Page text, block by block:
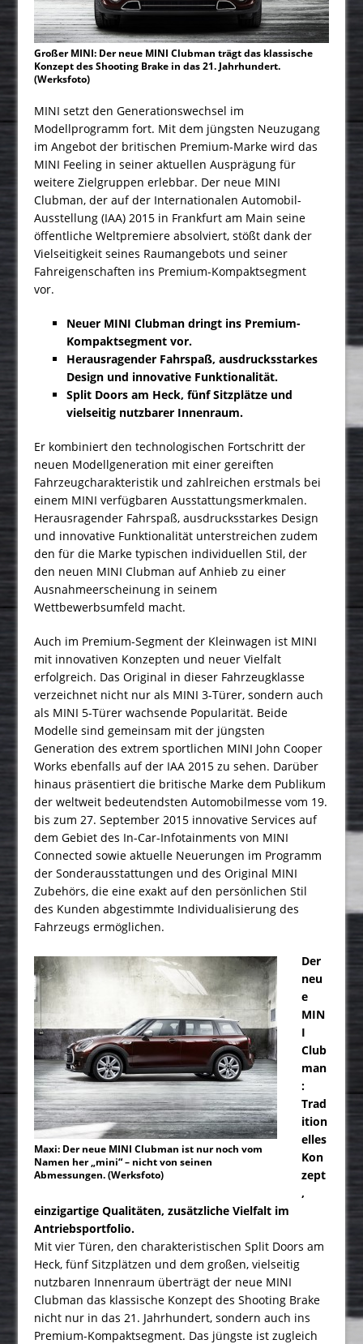
Großer MINI: Der neue MINI Clubman trägt das klassische
Konzept des Shooting Brake in das 21. Jahrhundert.
(Werksfoto)
MINI setzt den Generationswechsel im
Modellprogramm fort. Mit dem jüngsten Neuzugang
im Angebot der britischen Premium-Marke wird das
MINI Feeling in seiner aktuellen Ausprägung für
weitere Zielgruppen erlebbar. Der neue MINI
Clubman, der auf der Internationalen Automobil-
Ausstellung (IAA) 2015 in Frankfurt am Main seine
öffentliche Weltpremiere absolviert, stößt dank der
Vielseitigkeit seines Raumangebots und seiner
Fahreigenschaften ins Premium-Kompaktsegment
vor.
Neuer MINI Clubman dringt ins Premium-
Kompaktsegment vor.
Herausragender Fahrspaß, ausdrucksstarkes
Design und innovative Funktionalität.
Split Doors am Heck, fünf Sitzplätze und
vielseitig nutzbarer Innenraum.
Er kombiniert den technologischen Fortschritt der
neuen Modellgeneration mit einer gereiften
Fahrzeugcharakteristik und zahlreichen erstmals bei
einem MINI verfügbaren Ausstattungsmerkmalen.
Herausragender Fahrspaß, ausdrucksstarkes Design
und innovative Funktionalität unterstreichen zudem
den für die Marke typischen individuellen Stil, der
den neuen MINI Clubman auf Anhieb zu einer
Ausnahmeerscheinung in seinem
Wettbewerbsumfeld macht.
Auch im Premium-Segment der Kleinwagen ist MINI
mit innovativen Konzepten und neuer Vielfalt
erfolgreich. Das Original in dieser Fahrzeugklasse
verzeichnet nicht nur als MINI 3-Türer, sondern auch
als MINI 5-Türer wachsende Popularität. Beide
Modelle sind gemeinsam mit der jüngsten
Generation des extrem sportlichen MINI John Cooper
Works ebenfalls auf der IAA 2015 zu sehen. Darüber
hinaus präsentiert die britische Marke dem Publikum
der weltweit bedeutendsten Automobilmesse vom 19.
bis zum 27. September 2015 innovative Services auf
dem Gebiet des In-Car-Infotainments von MINI
Connected sowie aktuelle Neuerungen im Programm
der Sonderausstattungen und des Original MINI
Zubehörs, die eine exakt auf den persönlichen Stil
des Kunden abgestimmte Individualisierung des
Fahrzeugs ermöglichen.
Maxi: Der neue MINI Clubman ist nur noch vom
Namen her „mini“ – nicht von seinen
Abmessungen. (Werksfoto)
Der
neu
e
MIN
I
Club
man
:
Trad
ition
elles
Kon
zept
,
einzigartige Qualitäten, zusätzliche Vielfalt im
Antriebsportfolio.
Mit vier Türen, den charakteristischen Split Doors am
Heck, fünf Sitzplätzen und dem großen, vielseitig
nutzbaren Innenraum überträgt der neue MINI
Clubman das klassische Konzept des Shooting Brake
nicht nur in das 21. Jahrhundert, sondern auch ins
Premium-Kompaktsegment. Das jüngste ist zugleich